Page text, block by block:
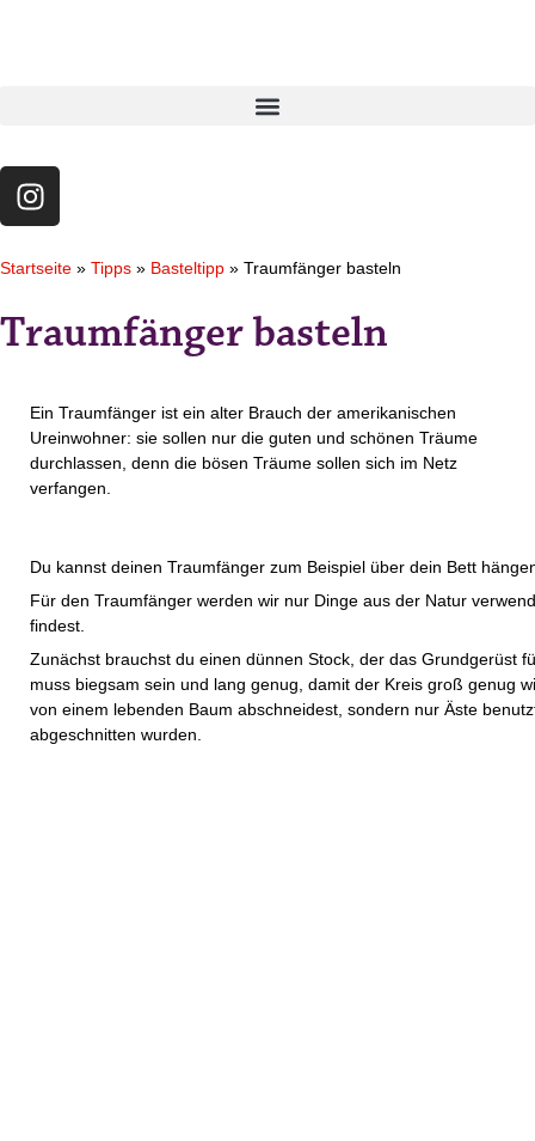
Startseite » Tipps » Basteltipp » Traumfänger basteln
Traumfänger basteln
Ein Traumfänger ist ein alter Brauch der amerikanischen
Ureinwohner: sie sollen nur die guten und schönen Träume
durchlassen, denn die bösen Träume sollen sich im Netz
verfangen.
Du kannst deinen Traumfänger zum Beispiel über dein Bett
Für den Traumfänger werden wir nur Dinge aus der Natur
findest.
Zunächst brauchst du einen dünnen Stock, der das Grundgerüst
muss biegsam sein und lang genug, damit der Kreis groß genug
von einem lebenden Baum abschneidest, sondern nur Äste
abgeschnitten wurden.